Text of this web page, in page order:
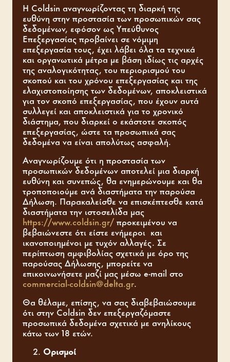
Η Coldsin αναγνωρίζοντας τη διαρκή της
ευθύνη στην προστασία των προσωπικών σας
δεδομένων, εφόσον ως Υπεύθυνος
Επεξεργασίας προβαίνει σε νόμιμη
επεξεργασία τους, έχει λάβει όλα τα τεχνικά
και οργανωτικά μέτρα με βάση ιδίως τις αρχές
της αναλογικότητας, του περιορισμού του
σκοπού και του χρόνου επεξεργασίας και της
ελαχιστοποίησης των δεδομένων, αποκλειστικά
για τον σκοπό επεξεργασίας, που έχουν αυτά
συλλεγεί και αποκλειστικά για το χρονικό
διάστημα, που διαρκεί ο εκάστοτε σκοπός
επεξεργασίας, ώστε τα προσωπικά σας
δεδομένα να είναι απολύτως ασφαλή.
Αναγνωρίζουμε ότι η προστασία των
προσωπικών δεδομένων αποτελεί μια διαρκή
ευθύνη και συνεπώς, θα ενημερώνουμε και θα
τροποποιούμε ανά διαστήματα την παρούσα
Δήλωση. Παρακαλείσθε να επισκέπτεσθε κατά
διαστήματα την ιστοσελίδα μας
https://www.coldsin.gr/προκειμένου να
βεβαιώνεστε ότι είστε ενήμεροι και
ικανοποιημένοι με τυχόν αλλαγές. Σε
περίπτωση αμφιβολίας σχετικά με όρο της
παρούσας Δήλωσης, μπορείτε να
επικοινωνήσετε μαζί μας μέσω e-mail στο
commercial-coldsin@delta.gr.
Θα θέλαμε, επίσης, να σας διαβεβαιώσουμε
ότι στην Coldsin δεν επεξεργαζόμαστε
προσωπικά δεδομένα σχετικά με ανηλίκους
κάτω των 18 ετών.
Ορισμοί